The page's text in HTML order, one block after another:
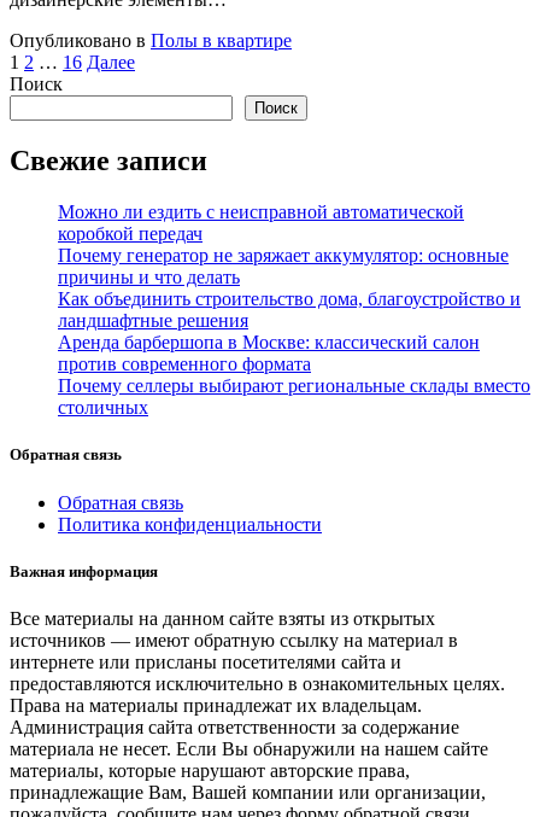
Опубликовано в Полы в квартире
Пагинация
записей
1 2 … 16 Далее
Поиск
Поиск
Свежие записи
Можно ли ездить с неисправной автоматической
коробкой передач
Почему генератор не заряжает аккумулятор: основные
причины и что делать
Как объединить строительство дома, благоустройство и
ландшафтные решения
Аренда барбершопа в Москве: классический салон
против современного формата
Почему селлеры выбирают региональные склады вместо
столичных
Обратная связь
Обратная связь
Политика конфиденциальности
Важная информация
Все материалы на данном сайте взяты из открытых
источников — имеют обратную ссылку на материал в
интернете или присланы посетителями сайта и
предоставляются исключительно в ознакомительных целях.
Права на материалы принадлежат их владельцам.
Администрация сайта ответственности за содержание
материала не несет. Если Вы обнаружили на нашем сайте
материалы, которые нарушают авторские права,
принадлежащие Вам, Вашей компании или организации,